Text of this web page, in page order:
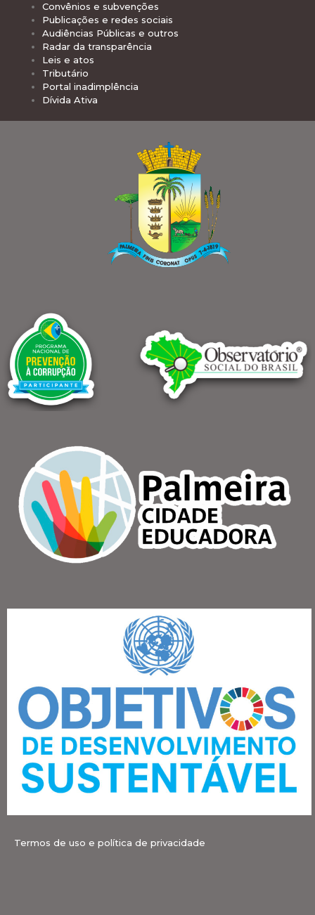
Convênios e subvenções
Publicações e redes sociais
Audiências Públicas e outros
Radar da transparência
Leis e atos
Tributário
Portal inadimplência
Dívida Ativa
Termos de uso e política de privacidade